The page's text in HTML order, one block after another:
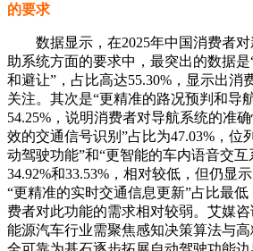
的要求
数据显示，在2025年中国消费者对
助系统方面的要求中，最突出的数据
和避让”，占比高达55.30%，显示出消
关注。其次是“更精准的路况预判和导
54.25%，说明消费者对导航系统的准
效的交通信号识别”占比为47.03%，位
动驾驶功能”和“更智能的车内语音交
34.92%和33.53%，相对较低，但仍显
“更精准的实时交通信息更新”占比最低
费者对此功能的需求相对较弱。艾媒
能源汽车行业需聚焦感知决策算法与